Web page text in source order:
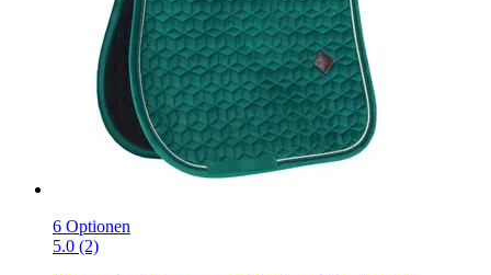
6 Optionen
5.0 (2)